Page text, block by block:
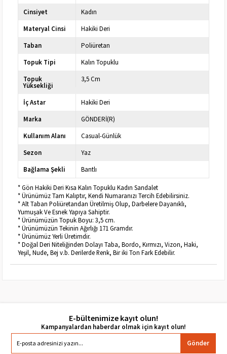
Cinsiyet
Kadın
Materyal Cinsi
Hakiki Deri
Taban
Poliüretan
Topuk Tipi
Kalın Topuklu
Topuk
Yüksekliği
3,5 Cm
İç Astar
Hakiki Deri
Marka
GÖNDERİ(R)
Kullanım Alanı
Casual-Günlük
Sezon
Yaz
Bağlama Şekli
Bantlı
* Gön Hakiki Deri Kısa Kalın Topuklu Kadın Sandalet
* Ürünümüz Tam Kalıptır, Kendi Numaranızı Tercih Edebilirsiniz.
* Alt Taban Poliüretandan Üretilmiş Olup, Darbelere Dayanıklı,
Yumuşak Ve Esnek Yapıya Sahiptir.
* Ürünümüzün Topuk Boyu: 3,5 cm.
* Ürünümüzün Tekinin Ağırlığı 171 Gramdır.
* Ürünümüz Yerli Üretimdir.
* Doğal Deri Niteliğinden Dolayı Taba, Bordo, Kırmızı, Vizon, Haki,
Yeşil, Nude, Bej v.b. Derilerde Renk, Bir iki Ton Fark Edebilir.
E-bültenimize kayıt olun!
Gönder